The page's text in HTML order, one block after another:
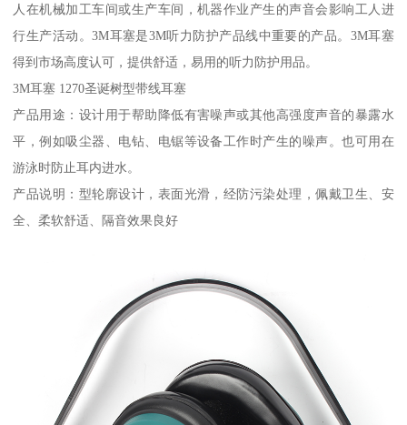
人在机械加工车间或生产车间，机器作业产生的声音会影响工人进
行生产活动。3M耳塞是3M听力防护产品线中重要的产品。3M耳塞
得到市场高度认可，提供舒适，易用的听力防护用品。
3M耳塞 1270圣诞树型带线耳塞
产品用途：设计用于帮助降低有害噪声或其他高强度声音的暴露水
平，例如吸尘器、电钻、电锯等设备工作时产生的噪声。也可用在
游泳时防止耳内进水。
产品说明：型轮廓设计，表面光滑，经防污染处理，佩戴卫生、安
全、柔软舒适、隔音效果良好